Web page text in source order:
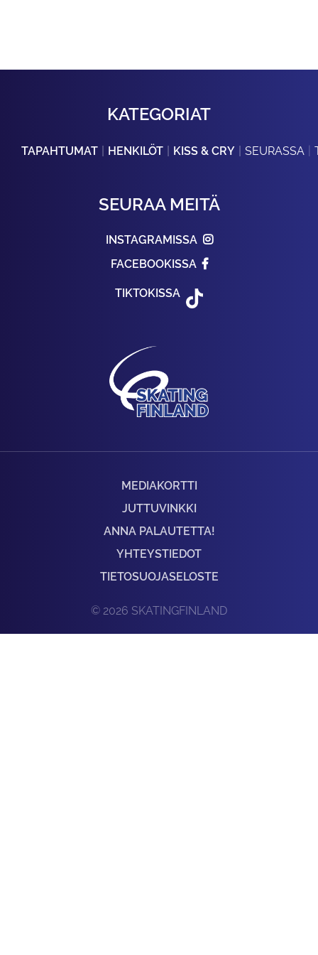
KATEGORIAT
TAPAHTUMAT HENKILÖT KISS & CRY SEURASSA
SEURAA MEITÄ
INSTAGRAMISSA
FACEBOOKISSA
TIKTOKISSA
MEDIAKORTTI
JUTTUVINKKI
ANNA PALAUTETTA!
YHTEYSTIEDOT
TIETOSUOJASELOSTE
© 2026 SKATINGFINLAND